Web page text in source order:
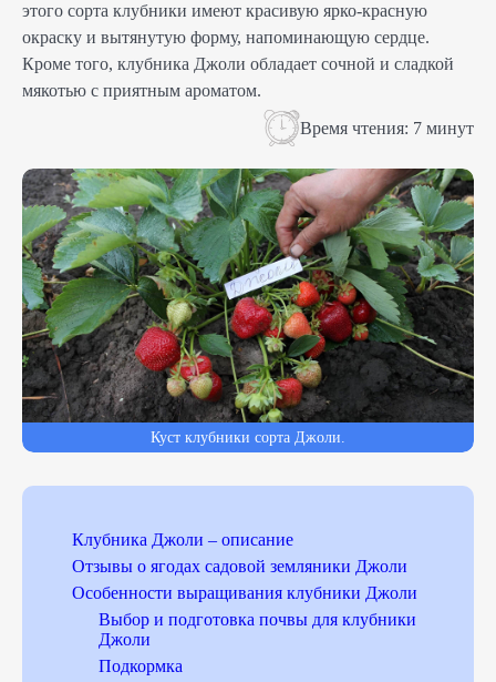
этого сорта клубники имеют красивую ярко-красную
окраску и вытянутую форму, напоминающую сердце.
Кроме того, клубника Джоли обладает сочной и сладкой
мякотью с приятным ароматом.
Время чтения: 7 минут
Куст клубники сорта Джоли.
Клубника Джоли – описание
Отзывы о ягодах садовой земляники Джоли
Особенности выращивания клубники Джоли
Выбор и подготовка почвы для клубники
Джоли
Подкормка